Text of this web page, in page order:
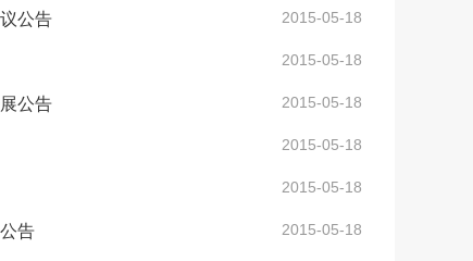
公告 2015-05-18
2015-05-18
公告 2015-05-18
2015-05-18
2015-05-18
告 2015-05-18